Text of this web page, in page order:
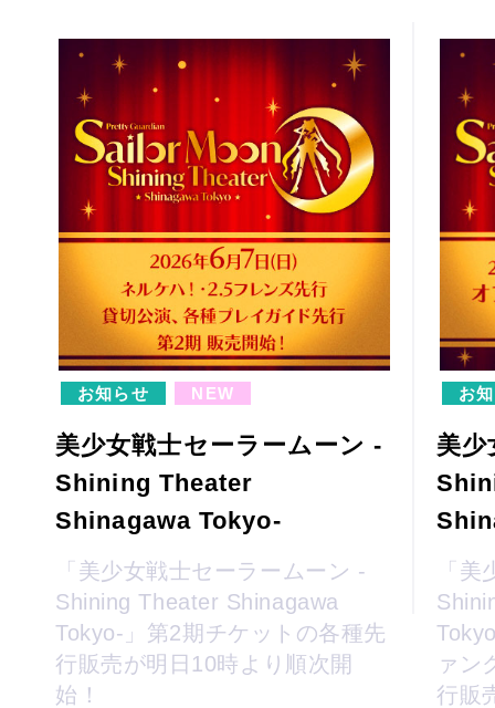
お知らせ NEW
美少女戦士セーラームーン -
Shining Theater
Shinagawa Tokyo-
「美少女戦士セーラームーン -
Shining Theater Shinagawa
Tokyo-」第2期チケットの各種先
行販売が明日10時より順次開
始！
お
美
「
ァン
行販